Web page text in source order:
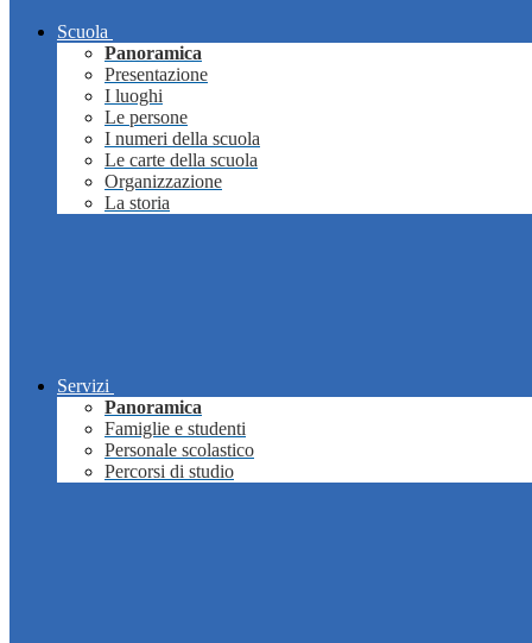
Scuola
Panoramica
Presentazione
I luoghi
Le persone
I numeri della scuola
Le carte della scuola
Organizzazione
La storia
Servizi
Panoramica
Famiglie e studenti
Personale scolastico
Percorsi di studio